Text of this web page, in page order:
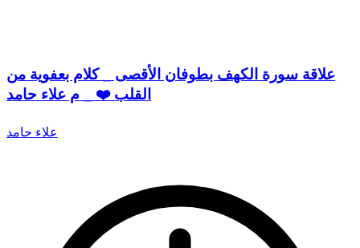
علاقة سورة الكهف بطوفان الأقصى _ كلام بعفوية من
القلب ❤️ _ م علاء حامد
علاء حامد